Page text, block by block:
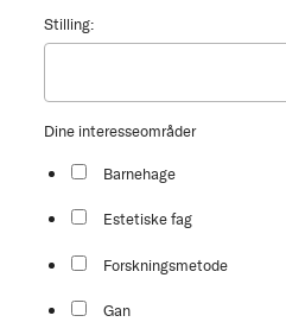
Stilling:
Dine interesseområder
Barnehage
Estetiske fag
Forskningsmetode
Gan